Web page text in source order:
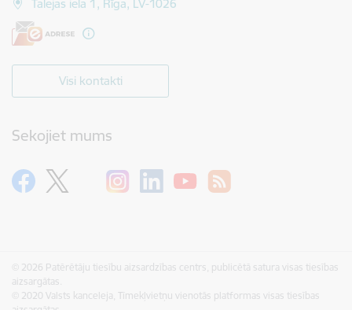
Talejas iela 1, Rīga, LV-1026
Visi kontakti
Sekojiet mums
© 2026 Patērētāju tiesību aizsardzības centrs, publicētā satura visas tiesības
aizsargātas.
© 2020 Valsts kanceleja, Tīmekļvietņu vienotās platformas visas tiesības